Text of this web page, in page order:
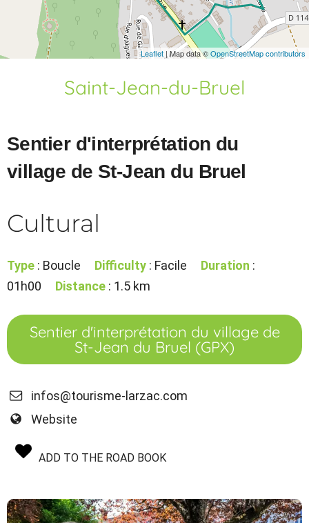
Leaflet | Map data ©OpenStreetMap contributors
Saint-Jean-du-Bruel
Sentier d'interprétation du
village de St-Jean du Bruel
Cultural
Type : Boucle Difficulty : Facile Duration :
01h00
Distance : 1.5 km
Sentier d'interprétation du village de
St-Jean du Bruel (GPX)
infos@tourisme-larzac.com
Website
ADD TO THE ROAD BOOK